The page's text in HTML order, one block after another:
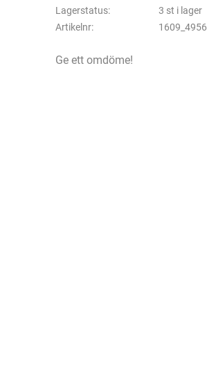
Lagerstatus
3 st i lager
Artikelnr
1609_4956
Ge ett omdöme!